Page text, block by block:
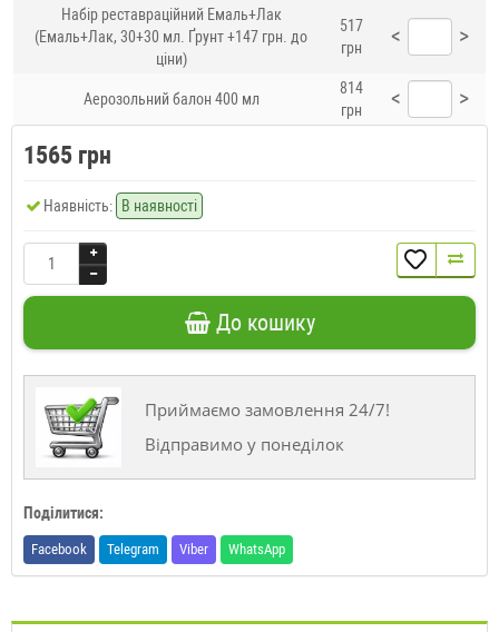
Набір реставраційний Емаль+Лак
(Емаль+Лак, 30+30 мл. Ґрунт +147 грн. до
ціни)
517
грн
< >
Аерозольний балон 400 мл
814
грн
< >
1565 грн
Наявність: В наявності
До кошику
Приймаємо замовлення 24/7!
Відправимо у понеділок
Поділитися:
Facebook Telegram Viber WhatsApp